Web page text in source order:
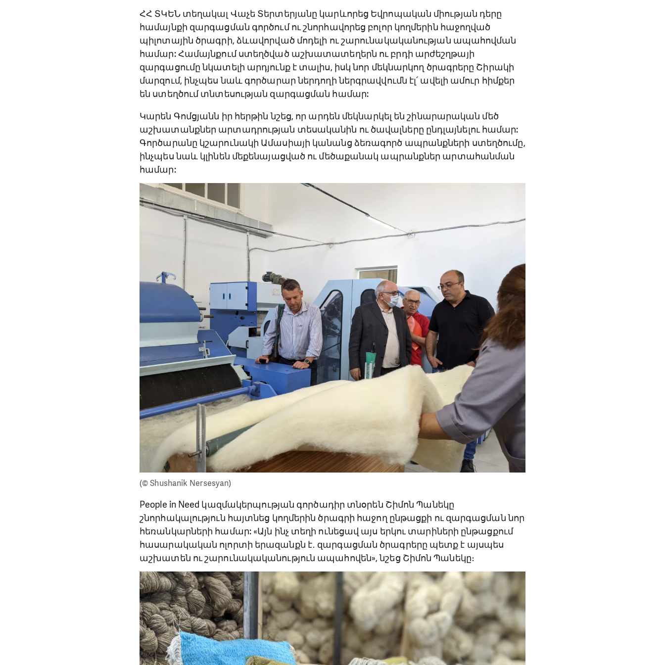
ՀՀ ՏԿԵՆ տեղակալ Վաչե Տերտերյանը կարևորեց Եվրոպական միության դերը
համայնքի զարգացման գործում ու շնորհավորեց բոլոր կողմերին հաջողված
պիլոտային ծրագրի, ձևավորված մոդելի ու շարունակականության ապահովման
համար: Համայնքում ստեղծված աշխատատեղերն ու բրդի արժեշղթայի
զարգացումը նկատելի արդյունք է տալիս, իսկ նոր մեկնարկող ծրագրերը Շիրակի
մարզում, ինչպես նաև գործարար ներդողի ներգրավվումն էլ՛ ավելի ամուր հիմքեր
են ստեղծում տնտեսության զարգացման համար:
Կարեն Գոմցյանն իր հերթին նշեց, որ արդեն մեկնարկել են շինարարական մեծ
աշխատանքներ արտադրության տեսականին ու ծավալները ընդլայնելու համար:
Գործարանը կշարունակի Ամասիայի կանանց ձեռագործ ապրանքների ստեղծումը,
ինչպես նաև կլինեն մեքենայացված ու մեծաքանակ ապրանքներ արտահանման
համար:
(© Shushanik Nersesyan)
People in Need կազմակերպության գործադիր տնօրեն Շիմոն Պանեկը
շնորհակալություն հայտնեց կողմերին ծրագրի հաջող ընթացքի ու զարգացման նոր
հեռանկարների համար: «Այն ինչ տեղի ունեցավ այս երկու տարիների ընթացքում
հասարակական ոլորտի երազանքն է․ զարգացման ծրագրերը պետք է այսպես
աշխատեն ու շարունակականություն ապահովեն», նշեց Շիմոն Պանեկը։